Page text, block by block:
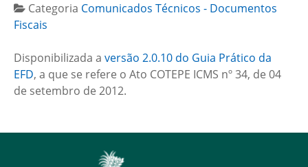
Categoria Comunicados Técnicos - Documentos
Fiscais
Disponibilizada a versão 2.0.10 do Guia Prático da
EFD, a que se refere o Ato COTEPE ICMS nº 34, de 04
de setembro de 2012.